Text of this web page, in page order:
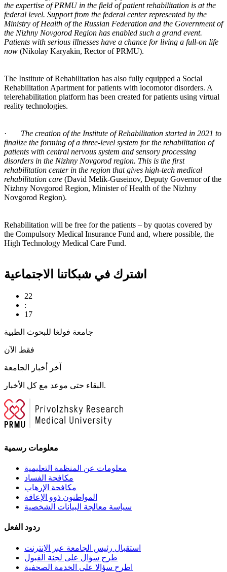
the expertise of PRMU in the field of patient rehabilitation is at the
federal level. Support from the federal center represented by the
Ministry of Health of the Russian Federation and the Government of
the Nizhny Novgorod Region has enabled such a grand event.
Patients with serious illnesses have a chance for living a full-on life
now (Nikolay Karyakin, Rector of PRMU).
The Institute of Rehabilitation has also fully equipped a Social
Rehabilitation Apartment for patients with locomotor disorders. A
telerehabilitation platform has been created for patients using virtual
reality technologies.
· The creation of the Institute of Rehabilitation started in 2021 to
finalize the forming of a three-level system for the rehabilitation of
patients with central nervous system and sensory processing
disorders in the Nizhny Novgorod region. This is the first
rehabilitation center in the region that gives high-tech medical
rehabilitation care (David Melik-Guseinov, Deputy Governor of the
Nizhny Novgorod Region, Minister of Health of the Nizhny
Novgorod Region).
Rehabilitation will be free for the patients – by quotas covered by
the Compulsory Medical Insurance Fund and, where possible, the
High Technology Medical Care Fund.
اشترك في شبكاتنا الاجتماعية
22
:
17
جامعة فولغا للبحوث الطبية
فقط الآن
آخر أخبار الجامعة
البقاء حتى موعد مع كل الأخبار.
معلومات رسمية
معلومات عن المنظمة التعليمية
مكافحة الفساد
مكافحة الإرهاب
المواطنون ذوو الإعاقة
سياسة معالجة البيانات الشخصية
ردود الفعل
استقبال رئيس الجامعة عبر الإنترنت
طرح سؤال على لجنة القبول
اطرح سؤالا على الخدمة الصحفية